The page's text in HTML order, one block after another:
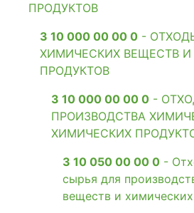
ПРОДУКТОВ
3 10 000 00 00 0 -
ХИМИЧЕСКИХ ВЕЩЕСТВ
ПРОДУКТОВ
3 10 000 00 00 0 -
ПРОИЗВОДСТВА
ХИМИЧЕСКИХ
3 10 050 00 00 0 -
сырья для
веществ и